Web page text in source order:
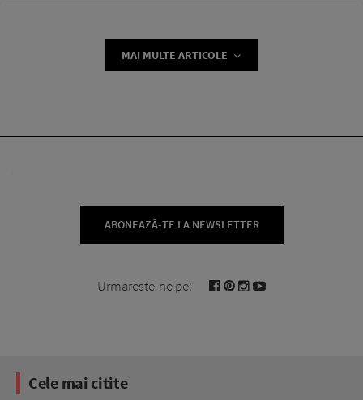
MAI MULTE ARTICOLE
ABONEAZĂ-TE LA NEWSLETTER
Urmareste-ne pe:
Cele mai citite